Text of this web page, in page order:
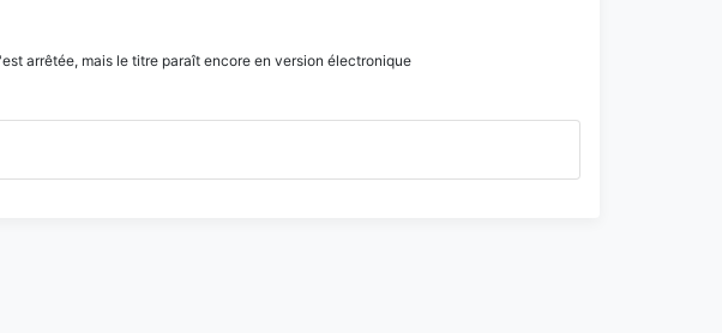
arrêtée, mais le titre paraît encore en version électronique